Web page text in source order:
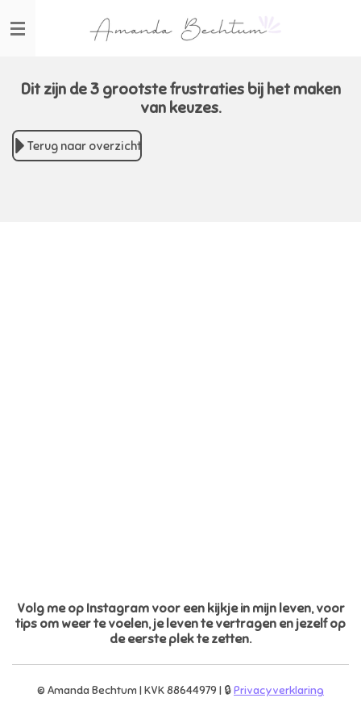
direct
hoofdinhoud
Dit zijn de 3 grootste frustraties bij het maken
van keuzes.
Terug naar overzicht
Volg me op Instagram voor een kijkje in mijn leven, voor
tips om weer te voelen, je leven te vertragen en jezelf op
de eerste plek te zetten.
© Amanda Bechtum | KVK 88644979 | 🔒Privacyverklaring